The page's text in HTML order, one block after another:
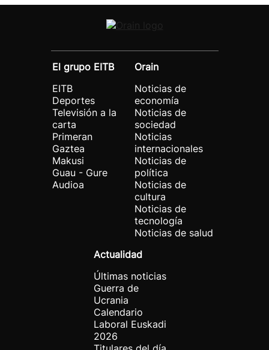
El grupo EITB
EITB
Deportes
Televisión a la
carta
Primeran
Gaztea
Makusi
Guau - Gure
Audioa
Orain
Noticias de
economía
Noticias de
sociedad
Noticias
internacionales
Noticias de
política
Noticias de
cultura
Noticias de
tecnología
Noticias de salud
Actualidad
Últimas noticias
Guerra de
Ucrania
Calendario
Laboral Euskadi
2026